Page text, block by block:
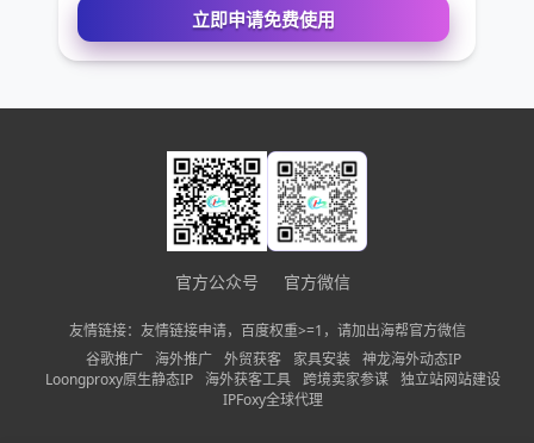
免费VIP权限体验
需求描述
官方公众号 官方微信
友情链接：友情链接申请，百度权重>=1，请加出海帮官方微信
谷歌推广
海外推广 外贸获客 家具安装
神龙海外动态IP
Loongproxy原生静态IP 海外获客工具 跨境卖家参谋 独立站网站建设
IPFoxy全球代理